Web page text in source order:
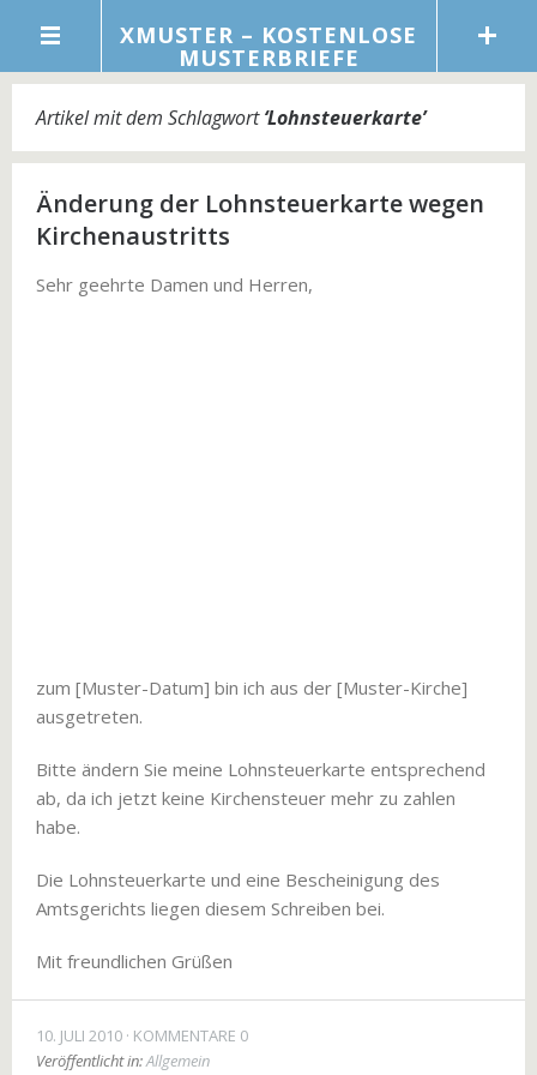
XMUSTER – KOSTENLOSE
MUSTERBRIEFE
Artikel mit dem Schlagwort‘Lohnsteuerkarte’
Änderung der Lohnsteuerkarte wegen
Kirchenaustritts
Sehr geehrte Damen und Herren,
zum [Muster-Datum] bin ich aus der [Muster-Kirche]
ausgetreten.
Bitte ändern Sie meine Lohnsteuerkarte entsprechend
ab, da ich jetzt keine Kirchensteuer mehr zu zahlen
habe.
Die Lohnsteuerkarte und eine Bescheinigung des
Amtsgerichts liegen diesem Schreiben bei.
Mit freundlichen Grüßen
10. JULI 2010 KOMMENTARE 0
Veröffentlicht in:Allgemein